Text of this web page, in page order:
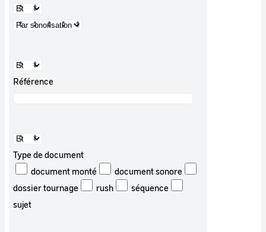
Référence
Type de document
document monté
document sonore
dossier tournage
rush
séquence
sujet